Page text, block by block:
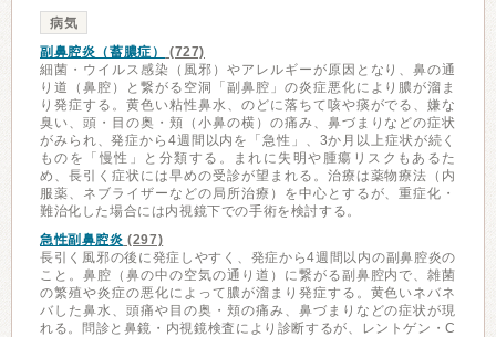
病気
副鼻腔炎（蓄膿症）
(727)
細菌・ウイルス感染（風邪）やアレルギーが原因となり、鼻の通
り道（鼻腔）と繋がる空洞「副鼻腔」の炎症悪化により膿が溜ま
り発症する。黄色い粘性鼻水、のどに落ちて咳や痰がでる、嫌な
臭い、頭・目の奥・頬（小鼻の横）の痛み、鼻づまりなどの症状
がみられ、発症から4週間以内を「急性」、3か月以上症状が続く
ものを「慢性」と分類する。まれに失明や腫瘍リスクもあるた
め、長引く症状には早めの受診が望まれる。治療は薬物療法（内
服薬、ネブライザーなどの局所治療）を中心とするが、重症化・
難治化した場合には内視鏡下での手術を検討する。
急性副鼻腔炎 (297)
長引く風邪の後に発症しやすく、発症から4週間以内の副鼻腔炎の
こと。鼻腔（鼻の中の空気の通り道）に繋がる副鼻腔内で、雑菌
の繁殖や炎症の悪化によって膿が溜まり発症する。黄色いネバネ
バした鼻水、頭痛や目の奥・頬の痛み、鼻づまりなどの症状が現
れる。問診と鼻鏡・内視鏡検査により診断するが、レントゲン・C